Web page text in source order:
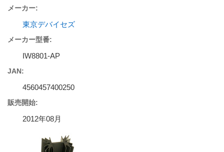
メーカー:
東京デバイセズ
メーカー型番:
IW8801-AP
JAN:
4560457400250
販売開始:
2012年08月